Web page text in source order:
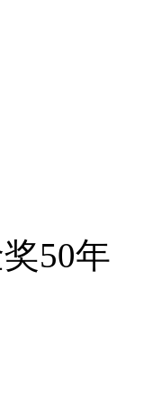
50年